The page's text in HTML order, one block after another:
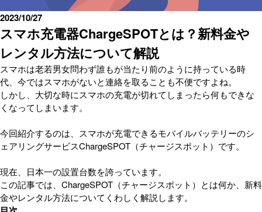
スマホ充電器ChargeSPOTとは？新料金や
レンタル方法について解説
2023/10/27
スマホは老若男女問わず誰もが当たり前のように持っている時
代、今ではスマホがないと連絡を取ることも不便ですよね。
しかし、大切な時にスマホの充電が切れてしまったら何もできな
くなってしまいます。
今回紹介するのは、スマホが充電できるモバイルバッテリーのシ
ェアリングサービスChargeSPOT（チャージスポット）です。
現在、日本一の設置台数を誇っています。
この記事では、ChargeSPOT（チャージスポット）とは何か、新料
金やレンタル方法についてくわしく解説します。